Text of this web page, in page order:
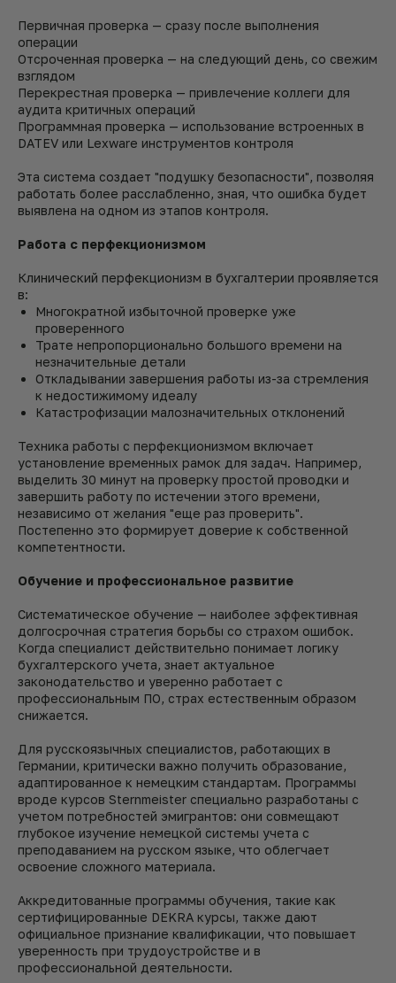
Первичная проверка — сразу после выполнения
операции
Отсроченная проверка — на следующий день, со свежим
взглядом
Перекрестная проверка — привлечение коллеги для
аудита критичных операций
Программная проверка — использование встроенных в
DATEV или Lexware инструментов контроля
Эта система создает "подушку безопасности", позволяя
работать более расслабленно, зная, что ошибка будет
выявлена на одном из этапов контроля.
Работа с перфекционизмом
Клинический перфекционизм в бухгалтерии проявляется
в:
Многократной избыточной проверке уже
проверенного
Трате непропорционально большого времени на
незначительные детали
Откладывании завершения работы из-за стремления
к недостижимому идеалу
Катастрофизации малозначительных отклонений
Техника работы с перфекционизмом включает
установление временных рамок для задач. Например,
выделить 30 минут на проверку простой проводки и
завершить работу по истечении этого времени,
независимо от желания "еще раз проверить".
Постепенно это формирует доверие к собственной
компетентности.
Обучение и профессиональное развитие
Систематическое обучение — наиболее эффективная
долгосрочная стратегия борьбы со страхом ошибок.
Когда специалист действительно понимает логику
бухгалтерского учета, знает актуальное
законодательство и уверенно работает с
профессиональным ПО, страх естественным образом
снижается.
Для русскоязычных специалистов, работающих в
Германии, критически важно получить образование,
адаптированное к немецким стандартам. Программы
вроде курсов Sternmeister специально разработаны с
учетом потребностей эмигрантов: они совмещают
глубокое изучение немецкой системы учета с
преподаванием на русском языке, что облегчает
освоение сложного материала.
Аккредитованные программы обучения, такие как
сертифицированные DEKRA курсы, также дают
официальное признание квалификации, что повышает
уверенность при трудоустройстве и в
профессиональной деятельности.